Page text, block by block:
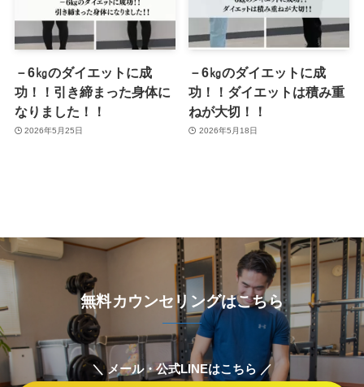
－6㎏のダイエットに成
功！！引き締まった身体に
なりました！！
2026年5月25日
－6㎏のダイエットに成
功！！ダイエットは積み重
ねが大切！！
2026年5月18日
無料カウンセリングはこちら
＼ メール・公式LINEはこちら ／